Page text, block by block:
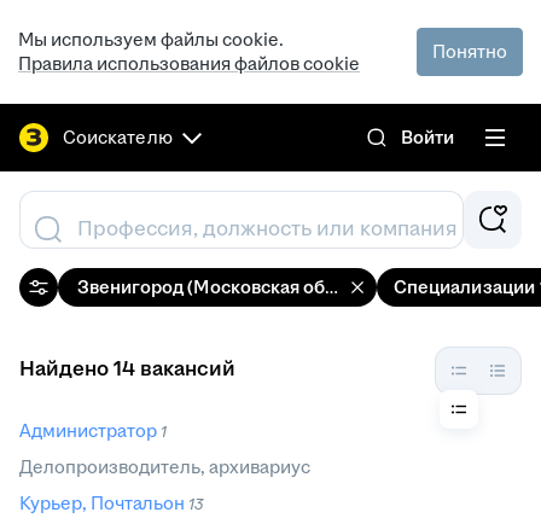
Мы используем файлы cookie.
Правила использования файлов cookie
Понятно
Соискателю Войти
Профессия, должность или компания
Звенигород (Московская область) Специализации
Найдено 14 вакансий
Администратор 1
Делопроизводитель, архивариус
Курьер, Почтальон 13